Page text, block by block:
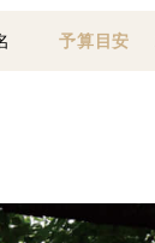
予算目安